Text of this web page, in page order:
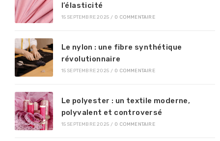
l’élasticité
15 SEPTEMBRE 2025 / 0 COMMENTAIRE
Le nylon : une fibre synthétique
révolutionnaire
15 SEPTEMBRE 2025 / 0 COMMENTAIRE
Le polyester : un textile moderne,
polyvalent et controversé
15 SEPTEMBRE 2025 / 0 COMMENTAIRE